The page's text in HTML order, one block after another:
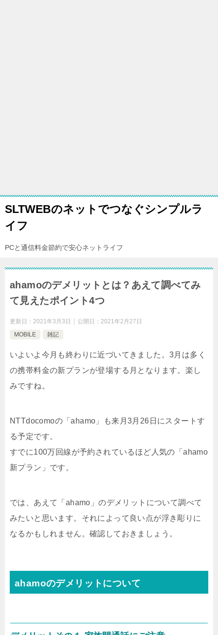
SLTWEBのネットでつなぐシンプルラ
イフ
PCと通信料金節約で安心ネットライフ
ahamoのデメリットとは？あえて調べてみ
て見えたポイント4つ
更新日： 2021年3月3日 公開日： 2021年2月27日
MOBILE
雑記
いよいよ今月も終わりに近づいてきました。3月は多く
の携帯料金の新プランが登場する月となります。楽し
みですね。
NTTdocomoの「ahamo」も来月3月26日にスタートす
る予定です。
すでに100万回線が予約されているほど人気の「ahamo
新プラン」です。
では、あえて「ahamo」のデメリットについて調べて
みたいと思います。それによって良い点が浮き彫りに
なるかもしれません。確認しておきましょう。
ahamoのデメリットについて